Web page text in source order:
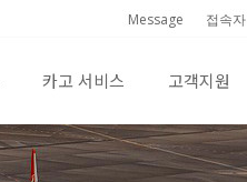
접속자
Message
카고 서비스 고객지원